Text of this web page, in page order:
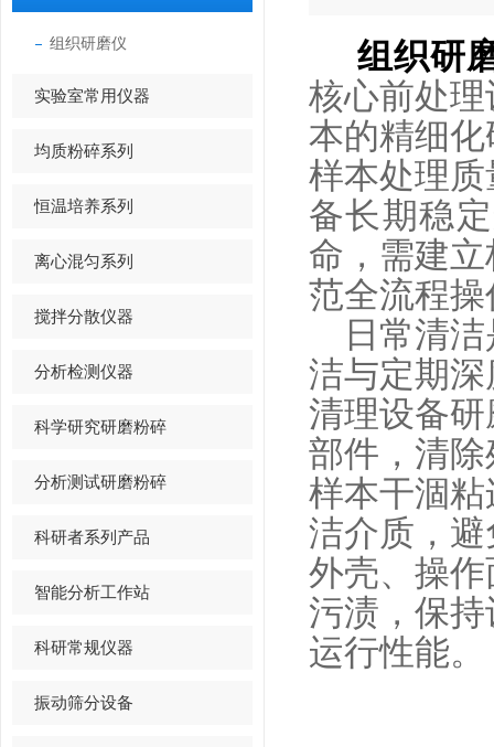
组织研磨仪
实验室常用仪器
均质粉碎系列
恒温培养系列
离心混匀系列
搅拌分散仪器
分析检测仪器
科学研究研磨粉碎
分析测试研磨粉碎
科研者系列产品
智能分析工作站
科研常规仪器
振动筛分设备
组织研
核心前处
本的精细
样本处理
备长期稳
命，需建
范全流程
日常清洁
洁与定期
清理设备
部件，清
样本干涸
洁介质，
外壳、操
污渍，保
运行性能。